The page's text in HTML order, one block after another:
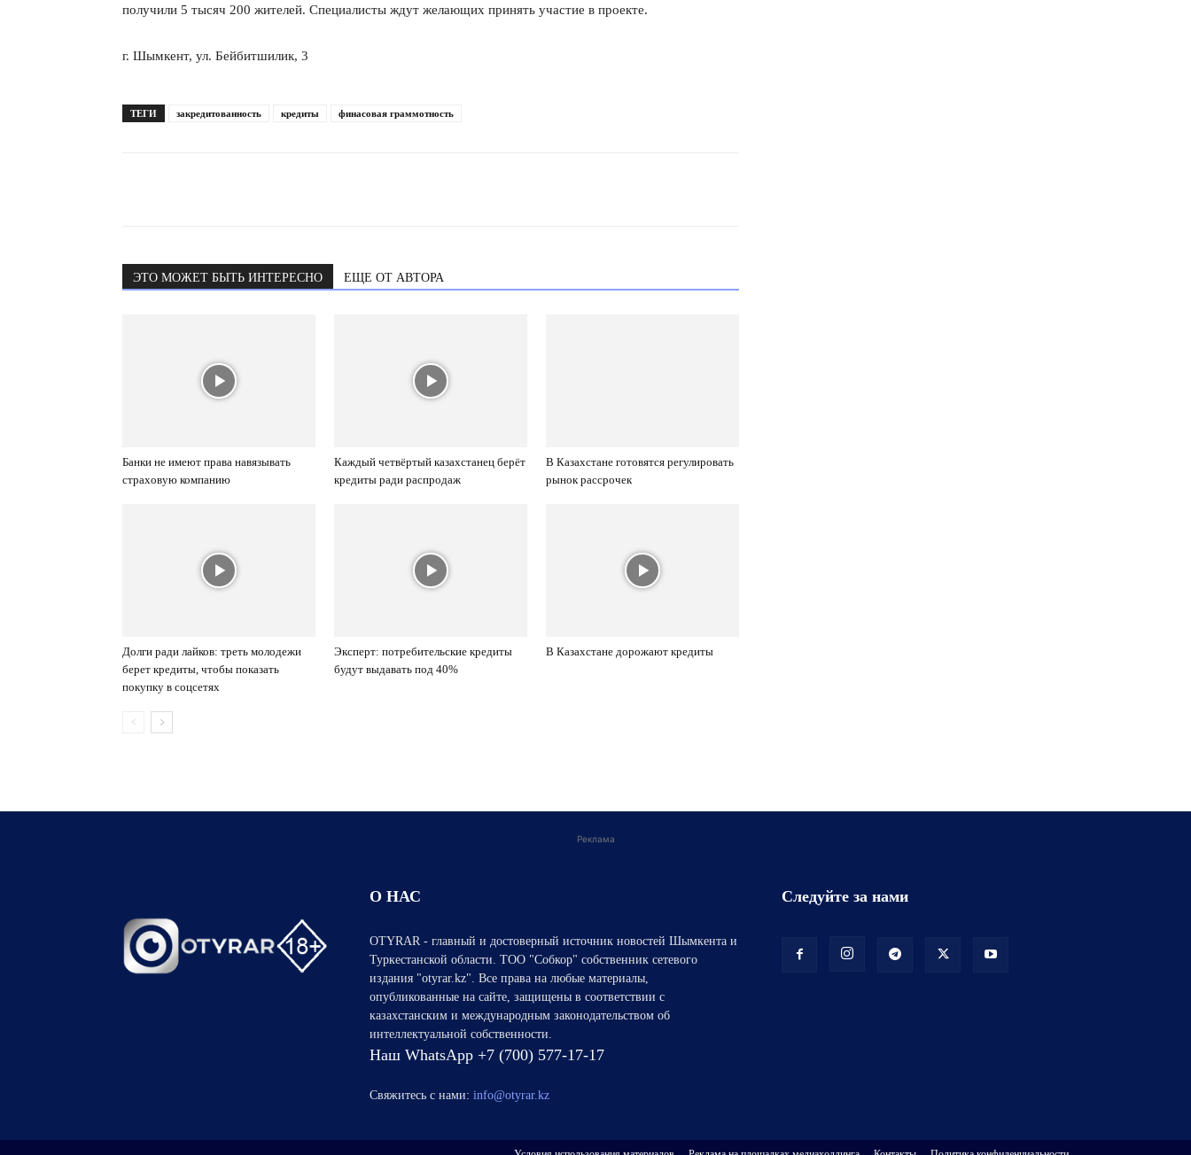
получили 5 тысяч 200 жителей. Специалисты ждут желающих принять участие в проекте.
г. Шымкент, ул. Бейбитшилик, 3
ТЕГИ закредитованность кредиты финасовая граммотность
ЭТО МОЖЕТ БЫТЬ ИНТЕРЕСНО ЕЩЕ ОТ АВТОРА
Банки не имеют права навязывать
страховую компанию
Каждый четвёртый казахстанец берёт
кредиты ради распродаж
В Казахстане готовятся регулировать
рынок рассрочек
Долги ради лайков: треть молодежи
берет кредиты, чтобы показать
покупку в соцсетях
Эксперт: потребительские кредиты
будут выдавать под 40%
В Казахстане дорожают кредиты
Реклама
О НАС
OTYRAR - главный и достоверный источник новостей Шымкента и
Туркестанской области. ТОО "Собкор" собственник сетевого
издания "otyrar.kz". Все права на любые материалы,
опубликованные на сайте, защищены в соответствии с
казахстанским и международным законодательством об
интеллектуальной собственности.
Наш WhatsApp +7 (700) 577-17-17
Свяжитесь с нами: info@otyrar.kz
Следуйте за нами